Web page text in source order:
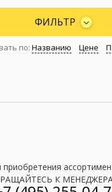
ФИЛЬТР
по: Названию Цене
К